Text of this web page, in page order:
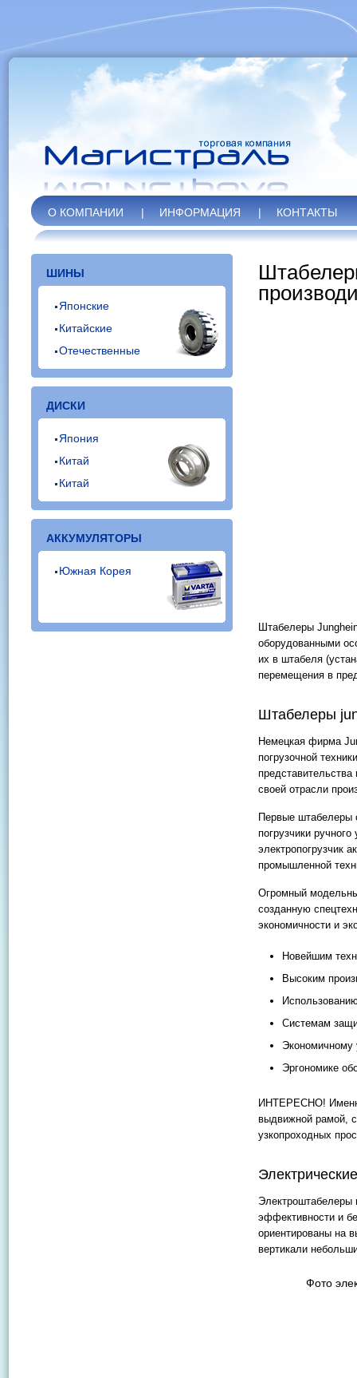
О КОМПАНИИ | ИНФОРМАЦИЯ | КОНТАКТЫ
ШИНЫ
Японские
Китайские
Отечественные
ДИСКИ
Япония
Китай
Китай
АККУМУЛЯТОРЫ
Южная Корея
Штабелеры
оборудованными
их в штабеля
перемещения в
Штабелеры
Немецкая фирма
погрузочной
своей отрасли
Первые штабелеры
погрузчики
электропогрузчик
промышленной
Огромный
созданную
экономичности и
Новейшим
Высоким
Системам
Экономичному
Эргономике
ИНТЕРЕСНО!
выдвижной рамой,
узкопроходных
Электроштабелеры
эффективности и
ориентированы на
вертикали
Фото